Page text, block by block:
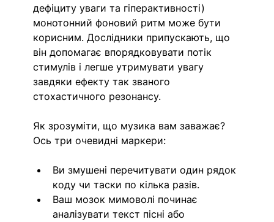
дефіциту уваги та гіперактивності)
монотонний фоновий ритм може бути
корисним. Дослідники припускають, що
він допомагає впорядковувати потік
стимулів і легше утримувати увагу
завдяки ефекту так званого
стохастичного резонансу.
Як зрозуміти, що музика вам заважає?
Ось три очевидні маркери:
Ви змушені перечитувати один рядок
коду чи таски по кілька разів.
Ваш мозок мимоволі починає
аналізувати текст пісні або